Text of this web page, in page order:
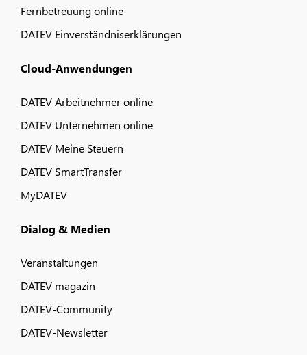
Fernbetreuung online
DATEV Einverständniserklärungen
Cloud-Anwendungen
DATEV Arbeitnehmer online
DATEV Unternehmen online
DATEV Meine Steuern
DATEV SmartTransfer
MyDATEV
Dialog & Medien
Veranstaltungen
DATEV magazin
DATEV-Community
DATEV-Newsletter